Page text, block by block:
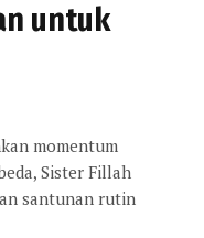
untuk
momentum
Sister Fillah
santunan rutin